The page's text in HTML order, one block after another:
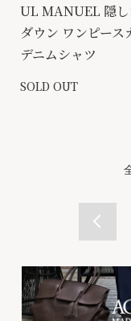
UL MANUEL 隠し
ダウン ワンピース
デニムシャツ
SOLD OUT